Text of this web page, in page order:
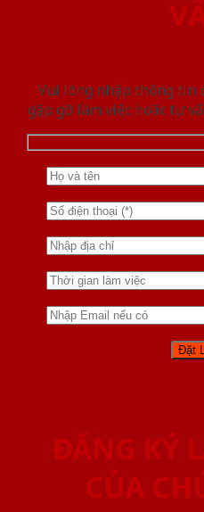
Vui lòng nhập thông tin
gặp gỡ làm việc hoăc tư
ĐĂNG KÝ
CỦA